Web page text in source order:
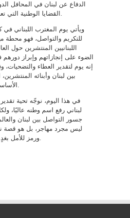
الدفاع عن لبنان في المحافل
القضايا الوطنية التي تعزز استقلاله وسيادته.
ويأتي يوم المغترب اللبناني
للتكريم والتواصل، فهو محطة
اللبنانيين المنتشرين حول
الضوء على إنجازاتهم وإبراز
إنه يوم لتقدير العطاء والتضحيات،
بين لبنان وأبنائه
الأساسية لنهضته ومستقبله.
في هذا اليوم، نوجّه تحية
لبناني رفع اسم وطنه عاليًا،
جسور التواصل بين لبنان
ليس مجرد مهاجر، بل هو قصة
ورمز للأمل بغدٍ أفضل لوطنه وأبنائه.